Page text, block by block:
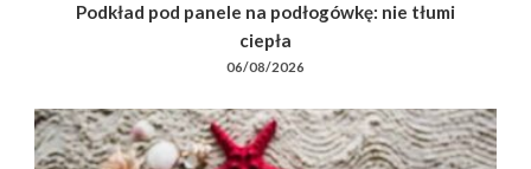
Podkład pod panele na podłogówkę: nie tłumi
ciepła
06/08/2026